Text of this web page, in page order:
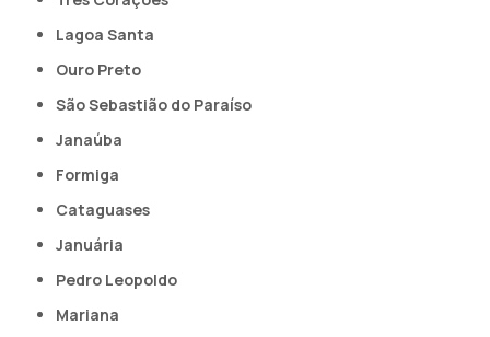
Lagoa Santa
Ouro Preto
São Sebastião do Paraíso
Janaúba
Formiga
Cataguases
Januária
Pedro Leopoldo
Mariana